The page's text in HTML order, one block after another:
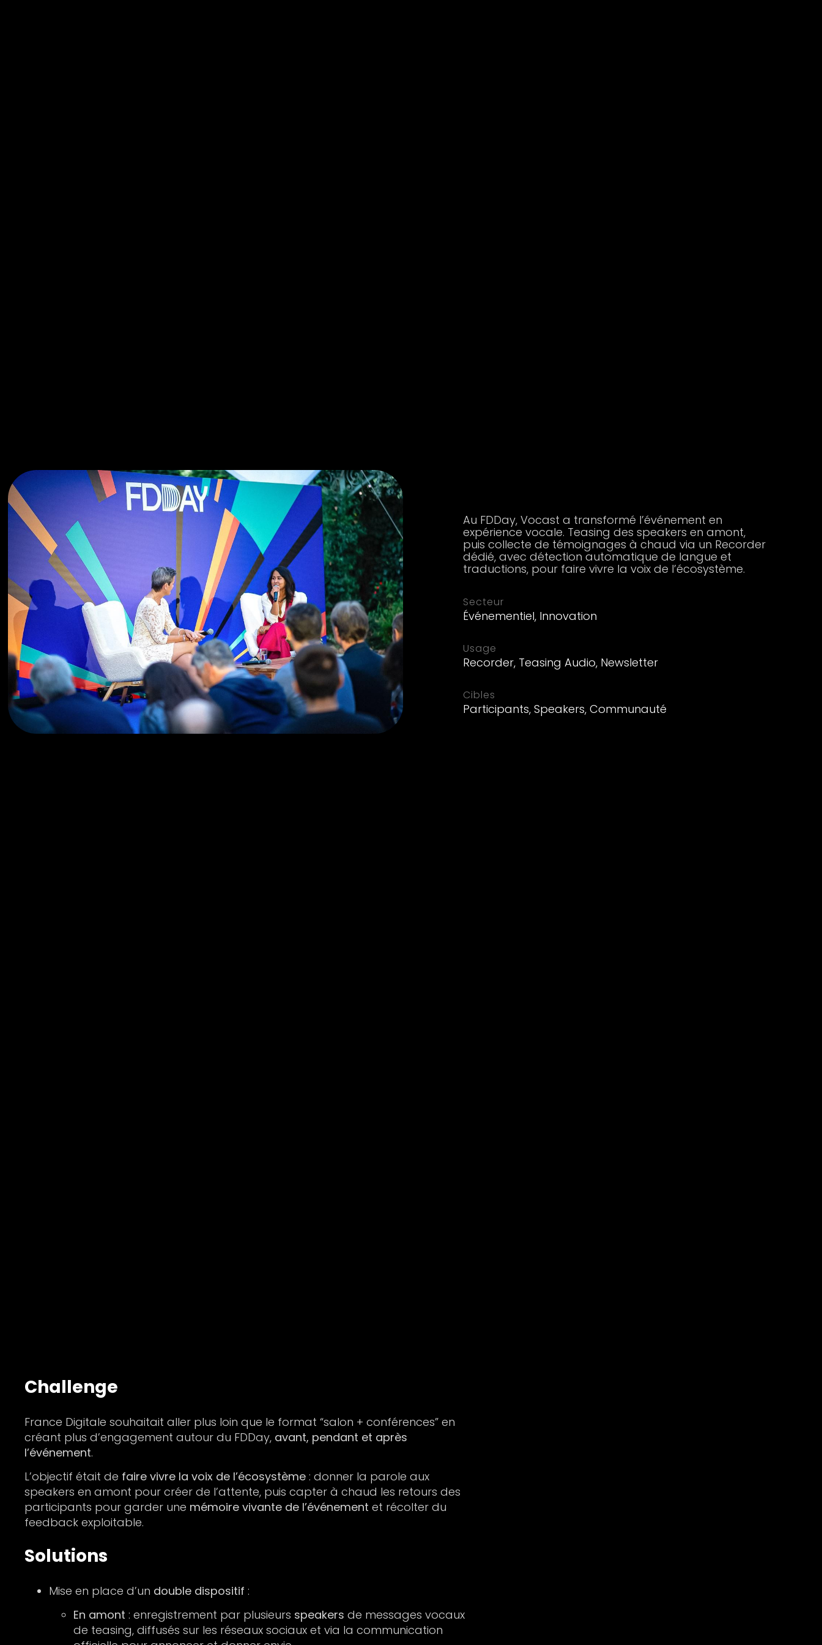
Au FDDay, Vocast a transformé l’événement en
expérience vocale. Teasing des speakers en amont,
puis collecte de témoignages à chaud via un Recorder
dédié, avec détection automatique de langue et
traductions, pour faire vivre la voix de l’écosystème.
Secteur
Événementiel, Innovation
Usage
Recorder, Teasing Audio, Newsletter
Cibles
Participants, Speakers, Communauté
Challenge
France Digitale souhaitait aller plus loin que le format “salon + conférences” en
créant plus d’engagement autour du FDDay, avant, pendant et après
l’événement.
L’objectif était de faire vivre la voix de l’écosystème : donner la parole aux
speakers en amont pour créer de l’attente, puis capter à chaud les retours des
participants pour garder une mémoire vivante de l’événement et récolter du
feedback exploitable.
Solutions
Mise en place d’un double dispositif :
En amont : enregistrement par plusieurs speakers de messages vocaux
de teasing, diffusés sur les réseaux sociaux et via la communication